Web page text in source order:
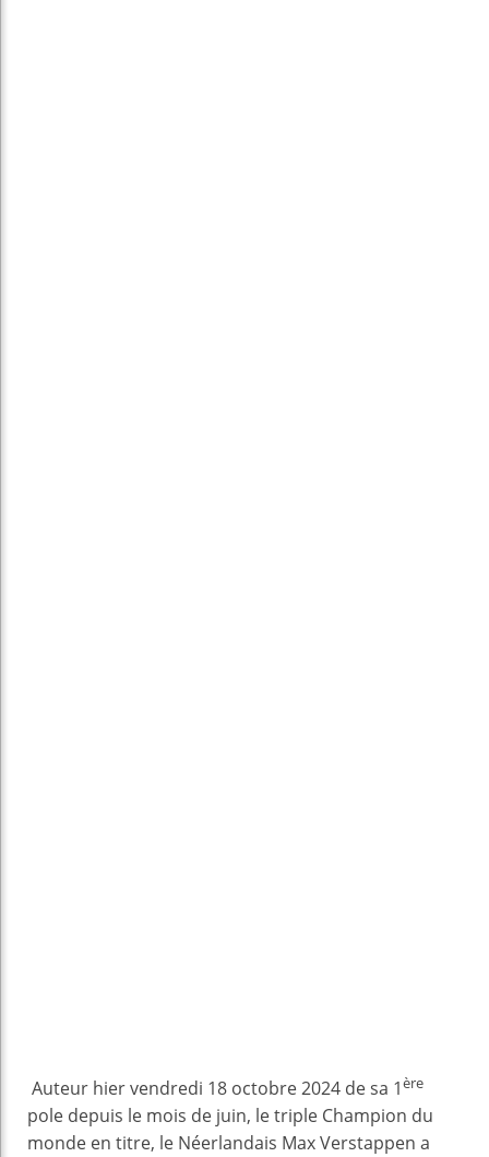
Auteur hier vendredi 18 octobre 2024 de sa 1ère
pole depuis le mois de juin, le triple Champion du
monde en titre, le Néerlandais Max Verstappen a